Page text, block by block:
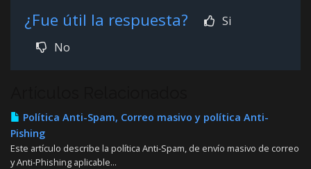
¿Fue útil la respuesta?
Si
No
Política Anti-Spam, Correo masivo y política Anti-
Pishing
Este artículo describe la política Anti-Spam, de envío masivo de correo
y Anti-Phishing aplicable...